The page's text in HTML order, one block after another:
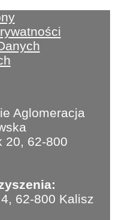
Aglomeracja
20, 62-800
62-800 Kalisz